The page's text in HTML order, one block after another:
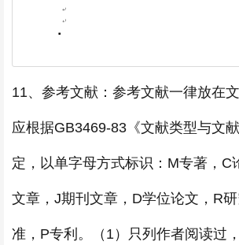
11、参考文献：参考文献一律放在
应根据GB3469-83《文献类型与文
定，以单字母方式标识：M专著，C
文章，J期刊文章，D学位论文，R
准，P专利。（1）只列作者阅读过